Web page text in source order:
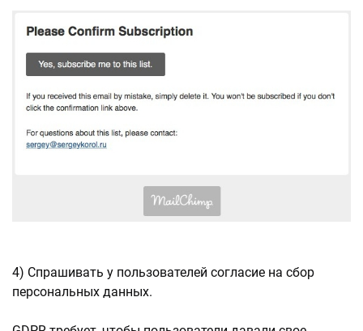
4) Спрашивать у пользователей согласие на сбор
персональных данных.